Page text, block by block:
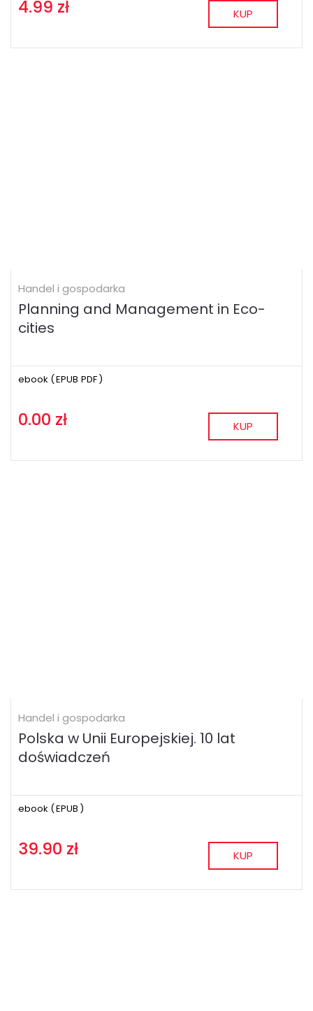
4.99 zł KUP
Handel i gospodarka
Planning and Management in Eco-
cities
ebook (EPUB PDF)
0.00 zł KUP
Handel i gospodarka
Polska w Unii Europejskiej. 10 lat
doświadczeń
ebook (EPUB )
39.90 zł KUP